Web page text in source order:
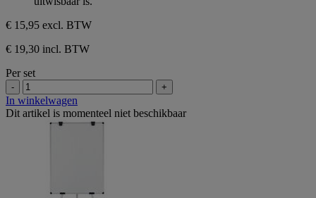
beoordelingen
sterren.
8
beoordelingen
€ 15,95 excl. BTW
€ 19,30 incl. BTW
Per set
- +
In winkelwagen
Dit artikel is momenteel niet beschikbaar